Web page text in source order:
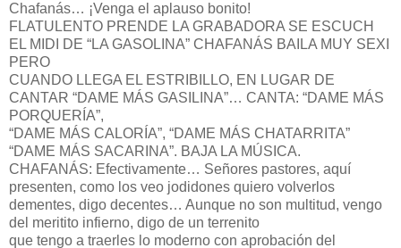
Chafanás… ¡Venga el aplauso bonito!
FLATULENTO PRENDE LA GRABADORA SE ESCUCH
EL MIDI DE “LA GASOLINA” CHAFANÁS BAILA MUY SEXI
PERO
CUANDO LLEGA EL ESTRIBILLO, EN LUGAR DE
CANTAR “DAME MÁS GASILINA”… CANTA: “DAME MÁS
PORQUERÍA”,
“DAME MÁS CALORÍA”, “DAME MÁS CHATARRITA”
“DAME MÁS SACARINA”. BAJA LA MÚSICA.
CHAFANÁS: Efectivamente… Señores pastores, aquí
presenten, como los veo jodidones quiero volverlos
dementes, digo decentes… Aunque no son multitud, vengo
del meritito infierno, digo de un terrenito
que tengo a traerles lo moderno con aprobación del